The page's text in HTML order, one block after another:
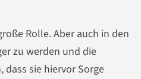
Rolle. Aber auch in den
zu werden und die
sie hiervor Sorge